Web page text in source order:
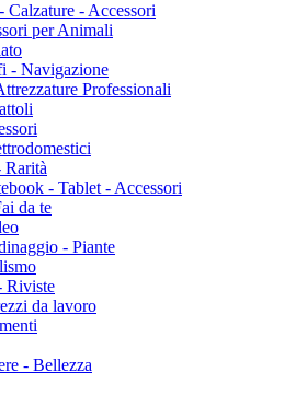
Calzature - Accessori
per Animali
- Navigazione
Professionali
Rarità
- Tablet - Accessori
da te
- Piante
Riviste
da lavoro
- Bellezza